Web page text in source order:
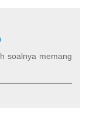
soalnya memang